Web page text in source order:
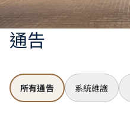
通告
所有通告 系統維護